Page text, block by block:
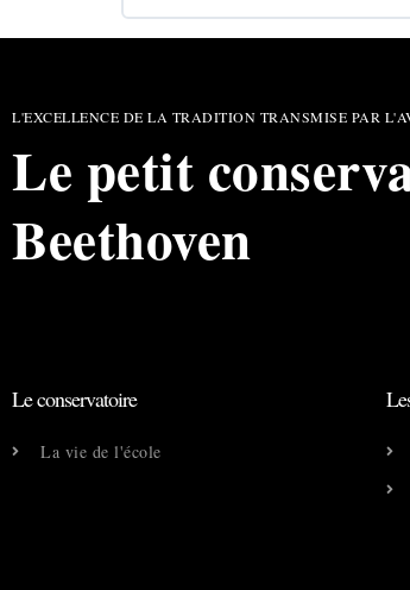
L'EXCELLENCE DE LA TRADITION TRANSMISE PAR
Le petit
Beethoven
Le conservatoire
La vie de l'école